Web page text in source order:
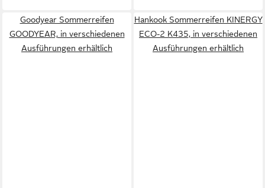
Goodyear Sommerreifen
GOODYEAR, in verschiedenen
Ausführungen erhältlich
Hankook Sommerreifen KINERGY
ECO-2 K435, in verschiedenen
Ausführungen erhältlich